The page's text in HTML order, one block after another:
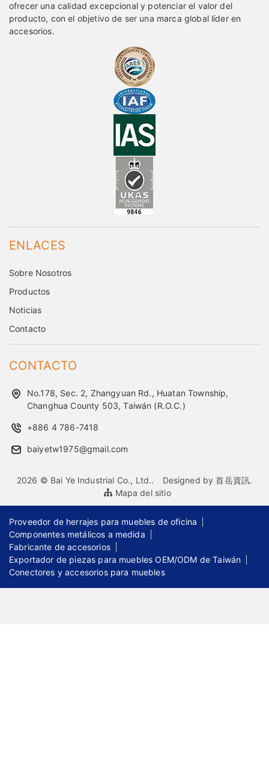
ofrecer una calidad excepcional y potenciar el valor del
producto, con el objetivo de ser una marca global líder en
accesorios.
ENLACES
Sobre Nosotros
Productos
Noticias
Contacto
CONTACTO
No.178, Sec. 2, Zhangyuan Rd., Huatan Township,
Changhua County 503, Taiwán (R.O.C.)
+886 4 786-7418
baiyetw1975@gmail.com
2026 © Bai Ye Industrial Co., Ltd.. Designed by首岳資訊.
Mapa del sitio
Proveedor de herrajes para muebles de oficina
Componentes metálicos a medida
Fabricante de accesorios
Exportador de piezas para muebles OEM/ODM de Taiwán
Conectores y accesorios para muebles